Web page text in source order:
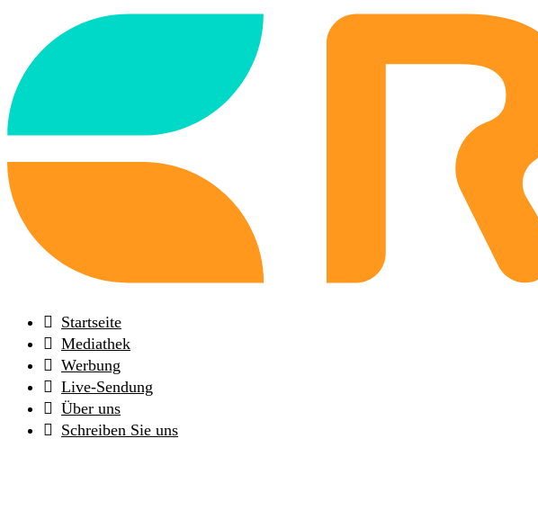
frontpage
Startseite
Mediathek
Werbung
Live-Sendung
Über uns
Schreiben Sie uns